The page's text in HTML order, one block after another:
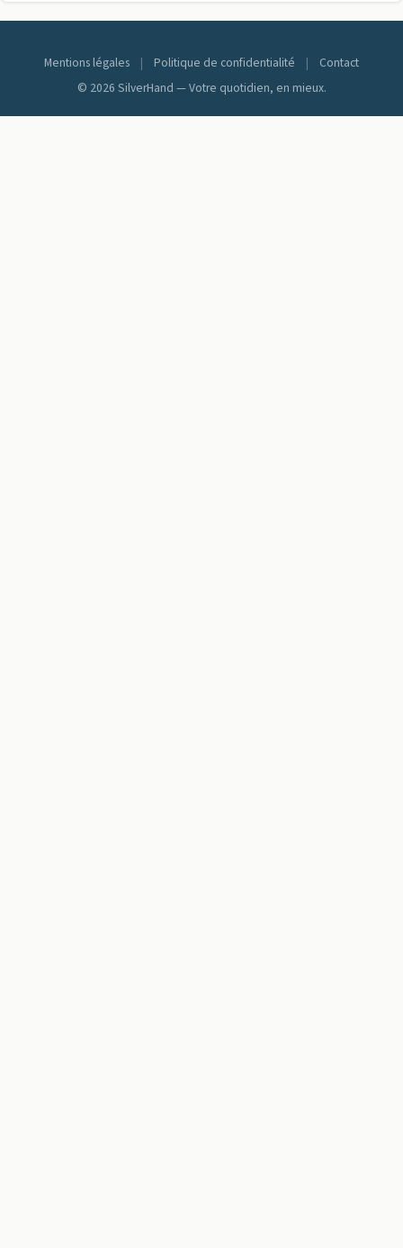
Mentions légales | Politique de confidentialité |
Contact
© 2026 SilverHand — Votre quotidien, en mieux.